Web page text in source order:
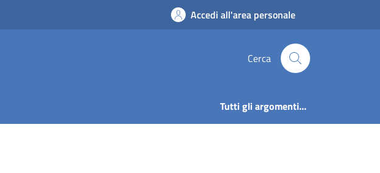
Accedi all'area personale
Cerca
Tutti gli argomenti...